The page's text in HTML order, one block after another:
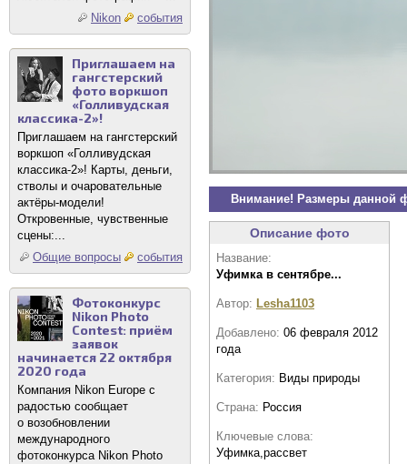
Nikon
события
Приглашаем на
гангстерский
фото воркшоп
«Голливудская
классика-2»!
Приглашаем на гангстерский
воркшоп «Голливудская
классика-2»! Карты, деньги,
стволы и очаровательные
актёры-модели!
Откровенные, чувственные
сцены:...
Общие вопросы
события
Фотоконкурс
Nikon Photo
Contest: приём
заявок
начинается 22 октября
2020 года
Компания Nikon Europe с
радостью сообщает
о возобновлении
международного
фотоконкурса Nikon Photo
Внимание! Размеры данной
Описание фото
Название:
Уфимка в сентябре...
Автор: Lesha1103
Добавлено: 06 февраля 2012
года
Категория: Виды природы
Страна: Россия
Ключевые слова:
Уфимка,рассвет